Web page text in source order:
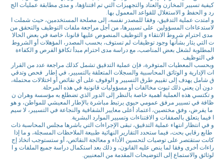
كيفية تسيير المخازن والعتاد والتجهيزات التي تم اقتناؤها، و مدى مطابقة عمليات الج
رد و الحفظ و الاستغلال للقواعد المعمول بها.
و امتدت عملية التدقيق، وفقا للمصدر نفسه، إلى مصلحة المستخدمين، حيث شملت ا
لاستدعاءات المسؤولين على تسييرها، من أجل مراجعة ملفات التوظيف والتحقق من
مدى احترام شروط الانتقاء و التوظيف المنصوص عليها قانونا، خاصة في بعض الحالا
ت التي يثار بشأنها وجود توظيفات لم تستوف، بحسب المصدر، المؤهلات أو الشروط
المطلوبة لشغل بعض المناصب، مع دراسة مدى احترام مبدأ تكافؤ الفرص و الكفاءة
في التوظيف.
وبحسب المعطيات المتوفرة، فإن عملية التدقيق تشمل كذلك مراجعة عدد من القرار
ات الإدارية و الوثائق المحاسبية والسجلات المتعلقة بالتسيير، في إطار فحص وتدقي
ق شامل يهدف إلى تقييم طرق التسيير و الوقوف على أي نقائص أو اختلالات محتملة،
دون أن يعني ذلك ثبوت مخالفات أو مسؤوليات قانونية في هذه المرحلة.
و تكتسي هذه العملية أهمية خاصة بالنظر إلى الدور الذي تضطلع به مؤسسة وهران ن
ظافة في تسيير مرفق عمومي حيوي يرتبط مباشرة بالإطار المعيشي للمواطن، و هو
ما يفرض، وفق مختصين، اعتماد أعلى معايير الشفافية والنجاعة في التسيير، لا سيم
ا فيما يتعلق بالصفقات و الاقتناءات وتسيير الموارد البشرية.
و في انتظار انتهاء عملية التدقيق، تبقى الإجراءات التي باشرها مجلس المحاسبة ذات
طابع رقابي بحت، فيما ستحدد التقارير النهائية طبيعة الملاحظات المسجلة، و ما إذا
كانت ستقتصر على توصيات لتحسين الأداء و معالجة النقائص، أو ستستوجب اتخاذ إج
راءات أخرى وفقا لما ينص عليه القانون، و ذلك بعد استكمال دراسة جميع الملفات و ا
لوثائق والاستماع إلى التوضيحات المقدمة من المعنيين.